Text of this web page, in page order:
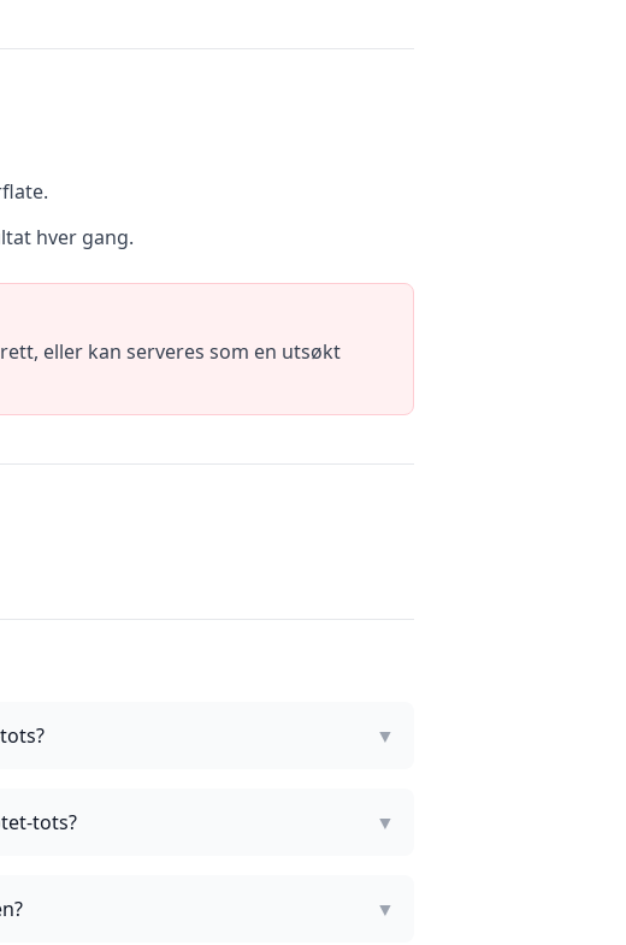
hver gang.
eller kan serveres som en utsøkt
▼
tots? ▼
▼